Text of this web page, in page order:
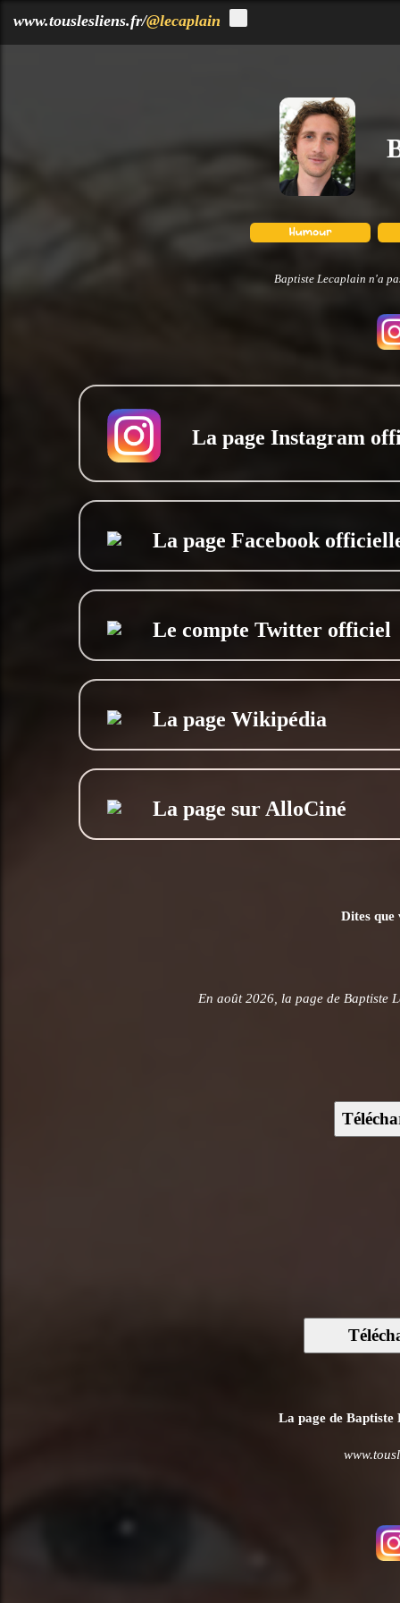
www.touslesliens.fr/@lecaplain
Baptiste Lecaplain n'a
La page Instagram
La page Facebook
Le compte Twitter officiel
La page Wikipédia
La page sur AlloCiné
Dites que
En août 2026, la page de Baptiste
La page de Baptiste